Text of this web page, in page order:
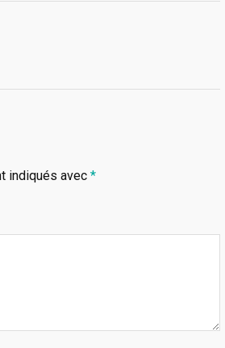
indiqués avec *